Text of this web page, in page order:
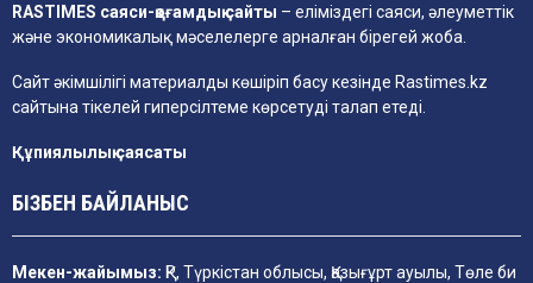
RASTIMES саяси-қоғамдық сайты – еліміздегі саяси, әлеуметтік
және экономикалық мәселелерге арналған бірегей жоба.
Сайт әкімшілігі материалды көшіріп басу кезінде Rastimes.kz
сайтына тікелей гиперсілтеме көрсетуді талап етеді.
Құпиялылық саясаты
БІЗБЕН БАЙЛАНЫС
Мекен-жайымыз: ҚР, Түркістан облысы, Қазығұрт ауылы, Төле би